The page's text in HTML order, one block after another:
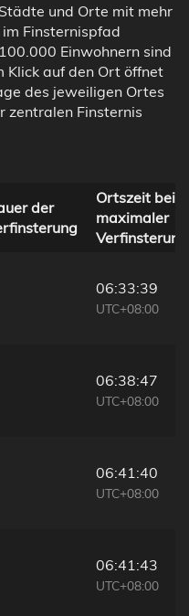
und Orte mit mehr
Finsternispfad
Einwohnern sind
Klick auf den Ort öffnet
des jeweiligen Ortes
zentralen Finsternis
der
Ortszeit bei
maximaler
Verfinsterung
06:33:39
UTC+08:00
06:38:47
UTC+08:00
06:41:40
UTC+08:00
06:41:43
UTC+08:00